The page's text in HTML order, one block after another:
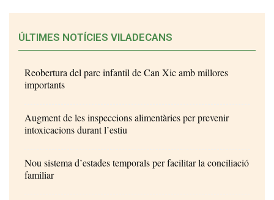
ÚLTIMES NOTÍCIES VILADECANS
Reobertura del parc infantil de Can Xic amb millores
importants
Augment de les inspeccions alimentàries per prevenir
intoxicacions durant l’estiu
Nou sistema d’estades temporals per facilitar la conciliació
familiar